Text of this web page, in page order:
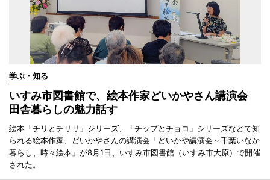
学ぶ・知る
いすみ市図書館で、絵本作家どいかやさん講演会
田舎暮らしの魅力話す
絵本「チリとチリリ」シリーズ、「チップとチョコ」シリーズなどで知
られる絵本作家、どいかやさんの講演会「どいかや講演会～千葉いなか
暮らし、時々絵本」が8月1日、いすみ市図書館（いすみ市大原）で開催
された。